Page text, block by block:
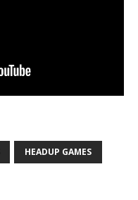
HEADUP GAMES